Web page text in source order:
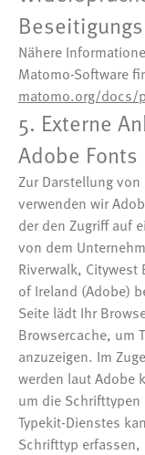
Nähere
Matomo-Software
matomo.org/docs/
5. Externe
Adobe Fonts
Zur Darstellung
verwenden wir
der den Zugriff auf
von dem
Riverwalk,
of Ireland (Adobe)
Seite lädt Ihr
Browsercache, um
anzuzeigen. Im
werden laut Adobe
um die
Typekit-Dienstes
Schrifttyp